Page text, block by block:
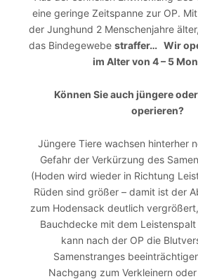
eine geringe Zeitspanne zur OP.
der Junghund 2 Menschenjahre
das Bindegewebe straffer… Wir
im Alter von 4 – 5
Können Sie auch jüngere
operieren?
Jüngere Tiere wachsen hinterher
Gefahr der Verkürzung des
(Hoden wird wieder in Richtung
Rüden sind größer – damit ist der
zum Hodensack deutlich
Bauchdecke mit dem
kann nach der OP die
Samenstranges
Nachgang zum Verkleinern